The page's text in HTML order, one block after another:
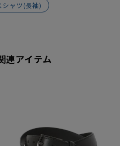
シャツ(長袖)
連アイテム